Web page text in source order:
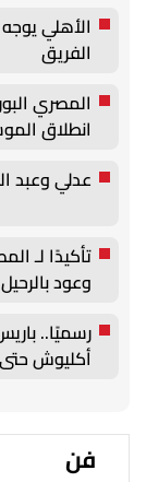
الأهلي
الفريق
المصري
انطلاق
عدلي وعبد
تأكيدًا لـ
وعود
رسميًا..
أكليوش حتى 2031
فن